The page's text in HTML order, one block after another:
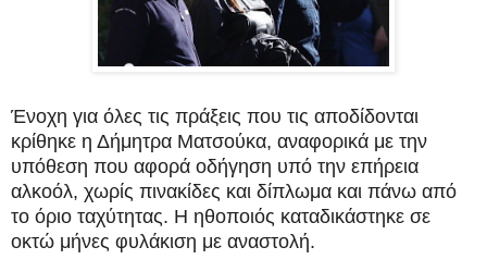
Ένοχη για όλες τις πράξεις που τις αποδίδονται
κρίθηκε η Δήμητρα Ματσούκα, αναφορικά με την
υπόθεση που αφορά οδήγηση υπό την επήρεια
αλκοόλ, χωρίς πινακίδες και δίπλωμα και πάνω από
το όριο ταχύτητας. Η ηθοποιός καταδικάστηκε σε
οκτώ μήνες φυλάκιση με αναστολή.